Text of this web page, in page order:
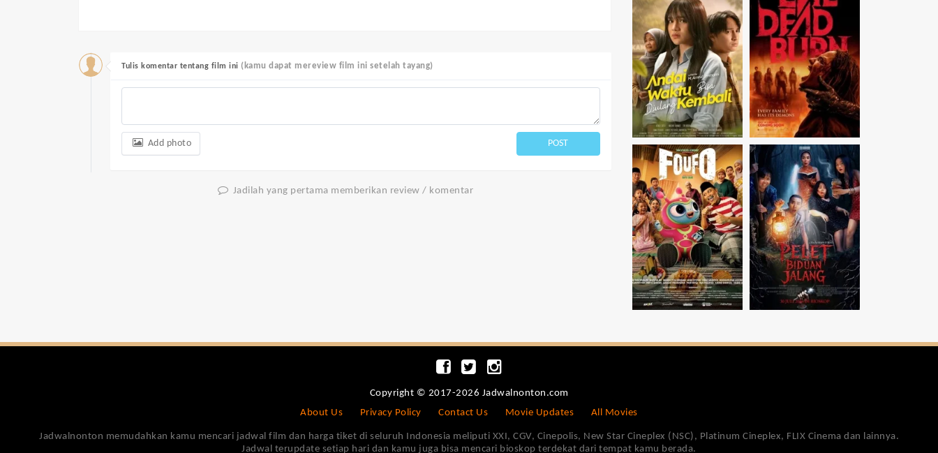
Tulis komentar tentang film ini (kamu dapat mereview film ini setelah tayang)
Add photo POST
Jadilah yang pertama memberikan review / komentar
Copyright © 2017-2026 Jadwalnonton.com
About Us
Privacy Policy Contact Us Movie Updates All Movies
Jadwalnonton memudahkan kamu mencari jadwal film dan harga tiket di seluruh Indonesia meliputi XXI, CGV, Cinepolis, New Star Cineplex (NSC), Platinum Cineplex, FLIX Cinema dan lainnya.
Jadwal terupdate setiap hari dan kamu juga bisa mencari bioskop terdekat dari tempat kamu berada.